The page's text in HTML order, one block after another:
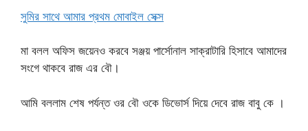
সুমির সাথে আমার প্রথম মোবাইল সেক্স
মা বলল অফিস জয়েনও করবে সঞ্জয় পার্সোনাল সাক্রাটারি হিসাবে আমাদের
সংগে থাকবে রাজ এর বৌ।
আমি বললাম শেষ পর্যন্ত ওর বৌ ওকে ডিভোর্স দিয়ে দেবে রাজ বাবু কে ।